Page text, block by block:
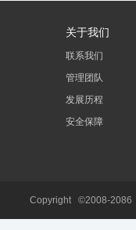
关于我们
联系我们
管理团队
发展历程
安全保障
Copyright ©2008-2086